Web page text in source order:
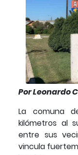
Por Leonardo
La comuna
kilómetros al
entre sus
vincula